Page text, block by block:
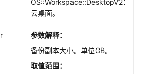
OS::Workspace::DesktopV2：
云桌面。
参数解释：
备份副本大小。单位GB。
取值范围：